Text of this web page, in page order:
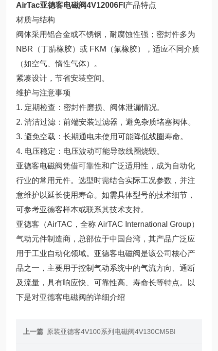
AirTac亚德客电磁阀4V12006FI 产品特点
材质与结构
阀体采用铝合金或不锈钢，耐腐蚀性强；密封件多为
NBR（丁腈橡胶）或 FKM（氟橡胶），适应不同介质
（如空气、惰性气体）。
紧凑设计，节省安装空间。
维护与注意事项
1. 定期检查：密封件磨损、阀体泄漏情况。
2. 清洁过滤：前端安装过滤器，避免杂质堵塞阀体。
3. 避免空载：长期通电未使用可能降低线圈寿命。
4. 电压稳定：电压波动可能导致线圈烧毁。
亚德客电磁阀凭借可靠性和广泛适用性，成为自动化
行业的常用元件。选型时需结合实际工况参数，并注
意维护以延长使用寿命。如需具体型号的技术细节，
可参考亚德客样本或联系其技术支持。
亚德客（AirTAC，全称 AirTAC International Group）
气动元件制造商，总部位于中国台湾，其产品广泛应
用于工业自动化领域。亚德客电磁阀是该公司核心产
品之一，主要用于控制气动系统中的气流方向、通断
及流量，具有响应快、可靠性高、寿命长等特点。以
下是对亚德客电磁阀的详细介绍
上一篇 原装亚德客4V100系列电磁阀4V130CM5BI